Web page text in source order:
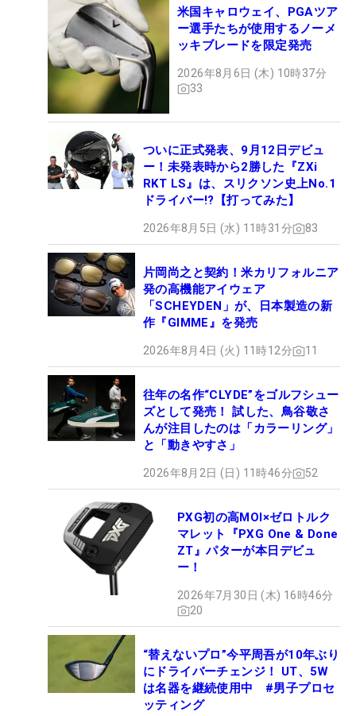
米国キャロウェイ、PGAツア
ー選手たちが使用するノーメ
ッキブレードを限定発売
2026年8月6日 (木) 10時37分
33
ついに正式発表、9月12日デビュ
ー！未発表時から2勝した『ZXi
RKT LS』は、スリクソン史上No.1
ドライバー!?【打ってみた】
2026年8月5日 (水) 11時31分 83
片岡尚之と契約！米カリフォルニア
発の高機能アイウェア
「SCHEYDEN」が、日本製造の新
作『GIMME』を発売
2026年8月4日 (火) 11時12分 11
往年の名作“CLYDE”をゴルフシュー
ズとして発売！ 試した、鳥谷敬さ
んが注目したのは「カラーリング」
と「動きやすさ」
2026年8月2日 (日) 11時46分 52
PXG初の高MOI×ゼロトルク
マレット『PXG One & Done
ZT』パターが本日デビュ
ー！
2026年7月30日 (木) 16時46分
20
“替えないプロ”今平周吾が10年ぶり
にドライバーチェンジ！ UT、5W
は名器を継続使用中 #男子プロセ
ッティング